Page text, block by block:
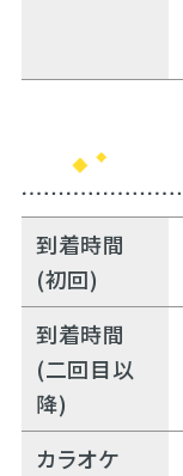
到着時間
(初回)
到着時間
(二回目以
降)
カラオケ